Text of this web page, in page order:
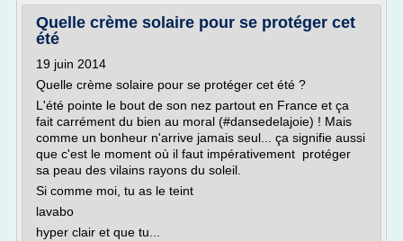
Quelle crème solaire pour se protéger cet
été
19 juin 2014
Quelle crème solaire pour se protéger cet été ?
L'été pointe le bout de son nez partout en France et ça
fait carrément du bien au moral (#dansedelajoie) ! Mais
comme un bonheur n'arrive jamais seul... ça signifie aussi
que c'est le moment où il faut impérativement protéger
sa peau des vilains rayons du soleil.
Si comme moi, tu as le teint
lavabo
hyper clair et que tu...